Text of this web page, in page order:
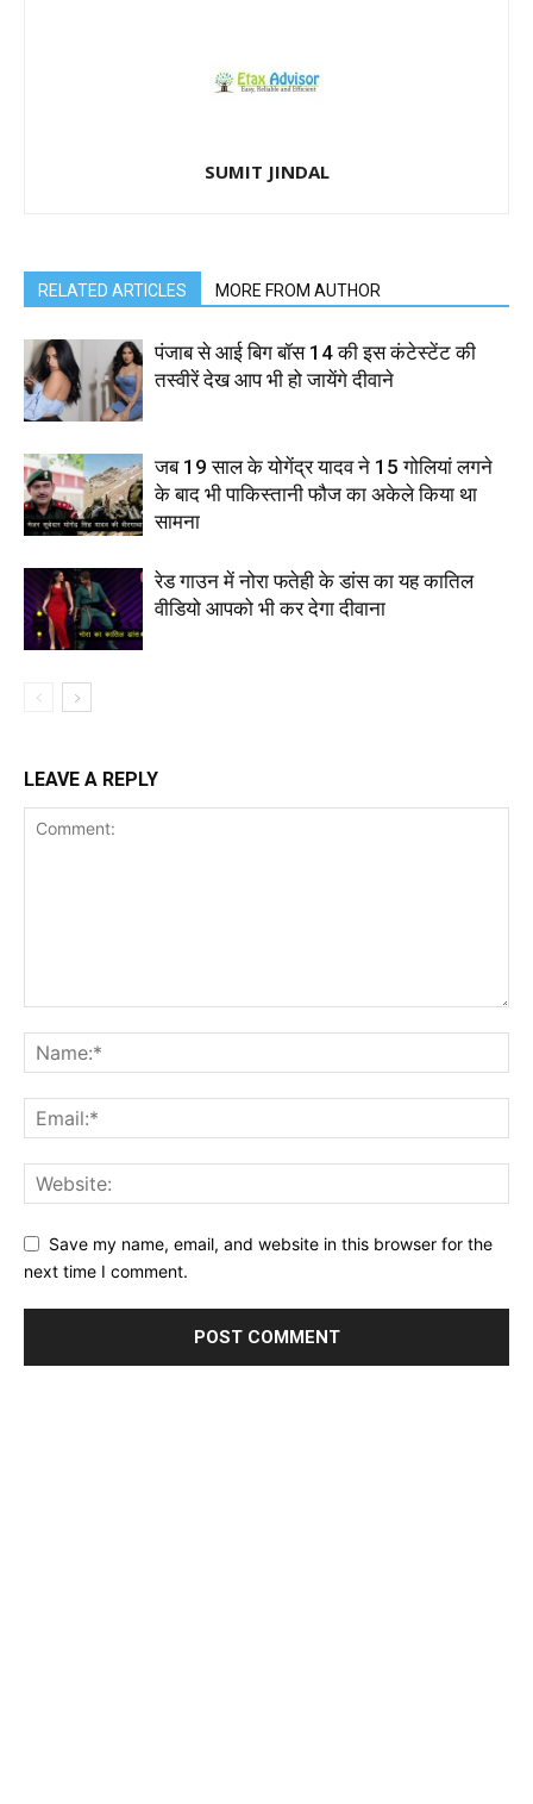
SUMIT JINDAL
RELATED ARTICLES MORE FROM AUTHOR
पंजाब से आई बिग बॉस 14 की इस कंटेस्टेंट की
तस्वीरें देख आप भी हो जायेंगे दीवाने
जब 19 साल के योगेंद्र यादव ने 15 गोलियां लगने
के बाद भी पाकिस्तानी फौज का अकेले किया था
सामना
रेड गाउन में नोरा फतेही के डांस का यह कातिल
वीडियो आपको भी कर देगा दीवाना
LEAVE A REPLY
Save my name, email, and website in this browser for the
next time I comment.